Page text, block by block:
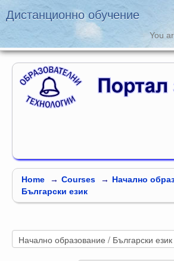
Дистанционно обучение
You
Дистанционно
Home → Courses → Начално
Български език